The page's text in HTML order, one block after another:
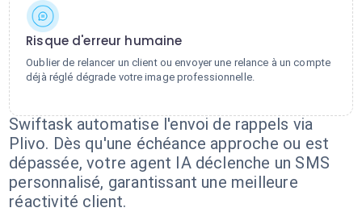
Risque d'erreur humaine
Oublier de relancer un client ou envoyer une relance à un compte
déjà réglé dégrade votre image professionnelle.
Swiftask automatise l'envoi de rappels via
Plivo. Dès qu'une échéance approche ou est
dépassée, votre agent IA déclenche un SMS
personnalisé, garantissant une meilleure
réactivité client.